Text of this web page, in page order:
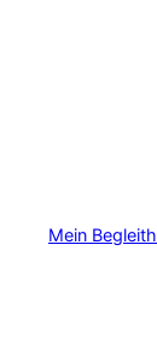
Mein